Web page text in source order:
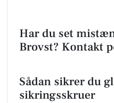
Har du set
Brovst? Kontakt
Sådan sikrer du
sikringsskruer